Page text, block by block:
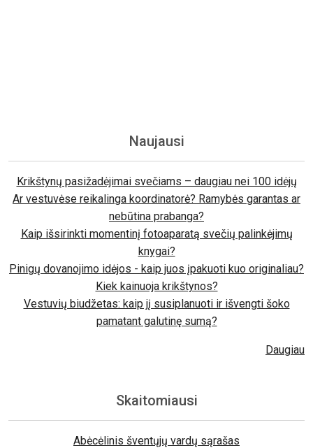
Naujausi
Krikštynų pasižadėjimai svečiams – daugiau nei 100 idėjų
Ar vestuvėse reikalinga koordinatorė? Ramybės garantas ar
nebūtina prabanga?
Kaip išsirinkti momentinį fotoaparatą svečių palinkėjimų
knygai?
Pinigų dovanojimo idėjos - kaip juos įpakuoti kuo originaliau?
Kiek kainuoja krikštynos?
Vestuvių biudžetas: kaip jį susiplanuoti ir išvengti šoko
pamatant galutinę sumą?
Daugiau
Skaitomiausi
Abėcėlinis šventųjų vardų sąrašas